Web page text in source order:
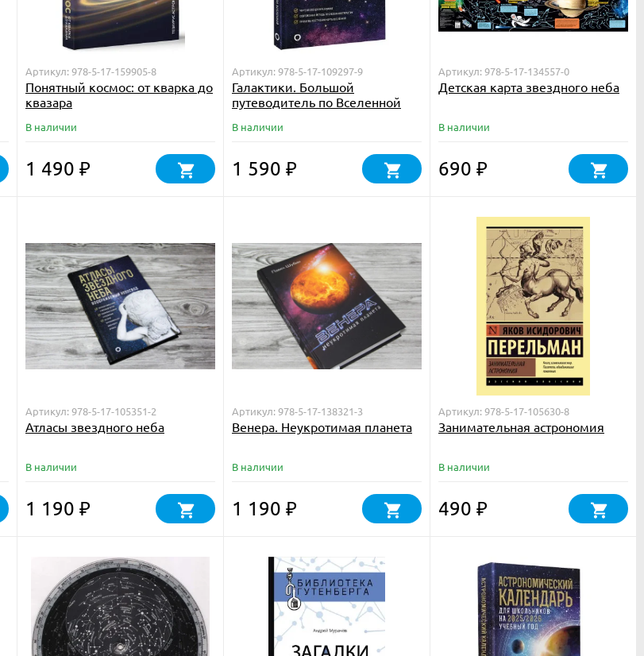
Артикул: 978-5-17-159905-8
Понятный космос: от кварка до
квазара
В наличии
1 490 ₽
Артикул: 978-5-17-109297-9
Галактики. Большой
путеводитель по Вселенной
В наличии
1 590 ₽
Артикул: 978-5-17-134557-0
Детская карта звездного неба
В наличии
690 ₽
Артикул: 978-5-17-105351-2
Атласы звездного неба
В наличии
1 190 ₽
Артикул: 978-5-17-138321-3
Венера. Неукротимая планета
В наличии
1 190 ₽
Артикул: 978-5-17-105630-8
Занимательная астрономия
В наличии
490 ₽